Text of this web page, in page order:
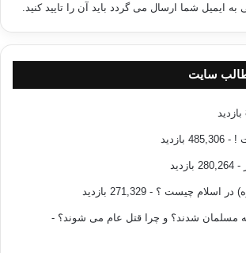
به ایمیل شما ارسال می گردد باید آن را تایید کنید.
سایت
! - 485,306 بازدید
- 280,264 بازدید
در اسلام چیست ؟ - 271,329 بازدید
مسلمان شدند؟ و چرا قتل عام می شوند؟ -